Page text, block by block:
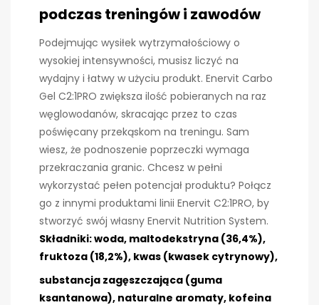
podczas treningów i zawodów
Podejmując wysiłek wytrzymałościowy o
wysokiej intensywności, musisz liczyć na
wydajny i łatwy w użyciu produkt. Enervit Carbo
Gel C2:1PRO zwiększa ilość pobieranych na raz
węglowodanów, skracając przez to czas
poświęcany przekąskom na treningu. Sam
wiesz, że podnoszenie poprzeczki wymaga
przekraczania granic. Chcesz w pełni
wykorzystać pełen potencjał produktu? Połącz
go z innymi produktami linii Enervit C2:1PRO, by
stworzyć swój własny Enervit Nutrition System.
Składniki:woda, maltodekstryna (36,4%),
fruktoza (18,2%), kwas (kwasek cytrynowy),
substancja zagęszczająca (guma
ksantanowa), naturalne aromaty, kofeina